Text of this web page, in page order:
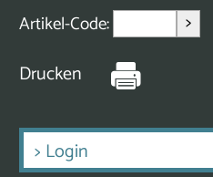
Artikel-Code: >
Drucken
> Login